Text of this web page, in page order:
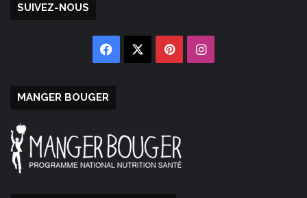
SUIVEZ-NOUS
Facebook PinterestInstagram
MANGER BOUGER